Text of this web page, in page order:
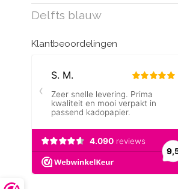
Delfts blauw
Klantbeoordelingen